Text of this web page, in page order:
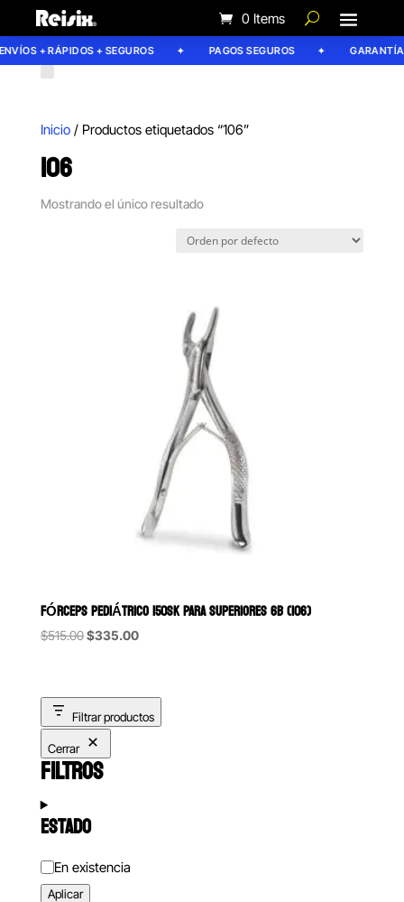
0 Items
+ RÁPIDOS + SEGUROS PAGOS SEGUROS GARANTÍA
Inicio/ Productos etiquetados “106”
106
Mostrando el único resultado
FÓRCEPS PEDIÁTRICO 150SK PARA SUPERIORES 6B (106)
$515.00Original
$515.00.
$335.00Current
$335.00.
Filtrar productos
Cerrar
FILTROS
ESTADO
Estado
En existencia
Aplicar